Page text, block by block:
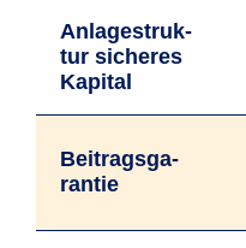
Anlage­struk­
tur sicheres
Kapital
Bei­trags­­ga­
ran­tie